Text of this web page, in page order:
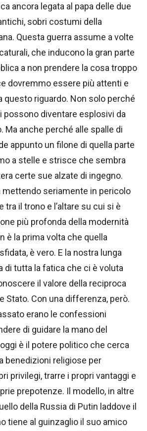
ancora legata al papa delle due
sobri costumi della
Questa guerra assume a volte
che inducono la gran parte
a non prendere la cosa troppo
dovremmo essere più attenti e
questo riguardo. Non solo perché
possono diventare esplosivi da
Ma anche perché alle spalle di
appunto un filone di quella parte
a stelle e strisce che sembra
certe sue alzate di ingegno.
mettendo seriamente in pericolo
tra il trono e l’altare su cui si è
più profonda della modernità
è la prima volta che quella
è vero. E la nostra lunga
di tutta la fatica che ci è voluta
il valore della reciproca
Stato. Con una differenza, però.
erano le confessioni
di guidare la mano del
è il potere politico che cerca
benedizioni religiose per
privilegi, trarre i propri vantaggi e
prepotenze. Il modello, in altre
della Russia di Putin laddove il
tiene al guinzaglio il suo amico